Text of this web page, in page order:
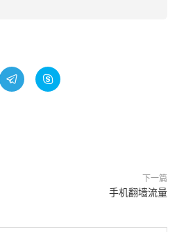
 
下一篇
手机翻墙流量